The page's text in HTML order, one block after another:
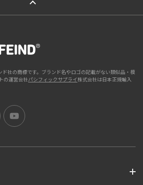
ド社の商標です。ブランド名やロゴの記載がない類似品・模
の運営会社パシフィックサプライ株式会社は日本正規輸入